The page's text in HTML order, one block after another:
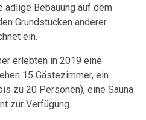
Bebauung auf dem
Grundstücken anderer
ein.
erlebten in 2019 eine
15 Gästezimmer, ein
zu 20 Personen), eine Sauna
zur Verfügung.